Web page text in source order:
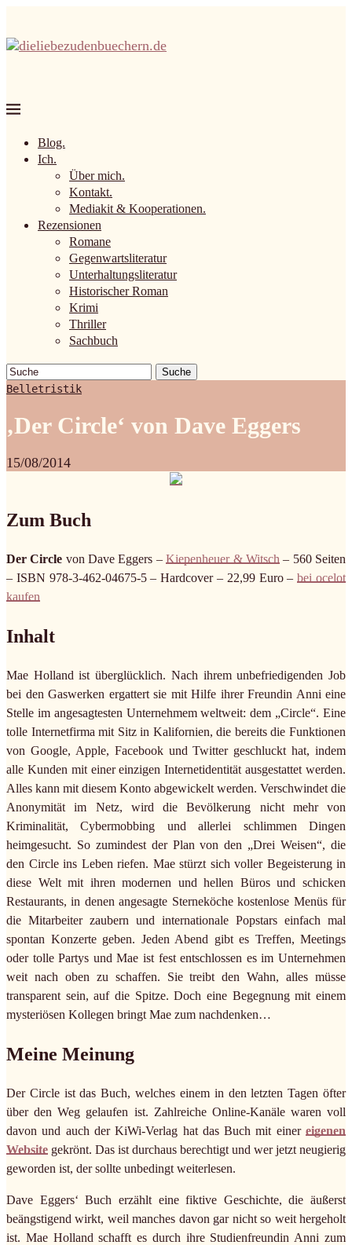
Blog.
Ich.
Über mich.
Kontakt.
Mediakit & Kooperationen.
Rezensionen
Romane
Gegenwartsliteratur
Unterhaltungsliteratur
Historischer Roman
Krimi
Thriller
Sachbuch
Suche
Belletristik
‚Der Circle‘ von Dave Eggers
15/08/2014
Zum Buch
Der Circle von Dave Eggers –Kiepenheuer & Witsch – 560 Seiten
– ISBN 978-3-462-04675-5 – Hardcover – 22,99 Euro –bei ocelot
kaufen
Inhalt
Mae Holland ist überglücklich. Nach ihrem unbefriedigenden Job
bei den Gaswerken ergattert sie mit Hilfe ihrer Freundin Anni eine
Stelle im angesagtesten Unternehmem weltweit: dem „Circle“. Eine
tolle Internetfirma mit Sitz in Kalifornien, die bereits die Funktionen
von Google, Apple, Facebook und Twitter geschluckt hat, indem
alle Kunden mit einer einzigen Internetidentität ausgestattet werden.
Alles kann mit diesem Konto abgewickelt werden. Verschwindet die
Anonymität im Netz, wird die Bevölkerung nicht mehr von
Kriminalität, Cybermobbing und allerlei schlimmen Dingen
heimgesucht. So zumindest der Plan von den „Drei Weisen“, die
den Circle ins Leben riefen. Mae stürzt sich voller Begeisterung in
diese Welt mit ihren modernen und hellen Büros und schicken
Restaurants, in denen angesagte Sterneköche kostenlose Menüs für
die Mitarbeiter zaubern und internationale Popstars einfach mal
spontan Konzerte geben. Jeden Abend gibt es Treffen, Meetings
oder tolle Partys und Mae ist fest entschlossen es im Unternehmen
weit nach oben zu schaffen. Sie treibt den Wahn, alles müsse
transparent sein, auf die Spitze. Doch eine Begegnung mit einem
mysteriösen Kollegen bringt Mae zum nachdenken…
Meine Meinung
Der Circle ist das Buch, welches einem in den letzten Tagen öfter
über den Weg gelaufen ist. Zahlreiche Online-Kanäle waren voll
davon und auch der KiWi-Verlag hat das Buch mit einer eigenen
Website gekrönt. Das ist durchaus berechtigt und wer jetzt neugierig
geworden ist, der sollte unbedingt weiterlesen.
Dave Eggers‘ Buch erzählt eine fiktive Geschichte, die äußerst
beängstigend wirkt, weil manches davon gar nicht so weit hergeholt
ist. Mae Holland schafft es durch ihre Studienfreundin Anni zum